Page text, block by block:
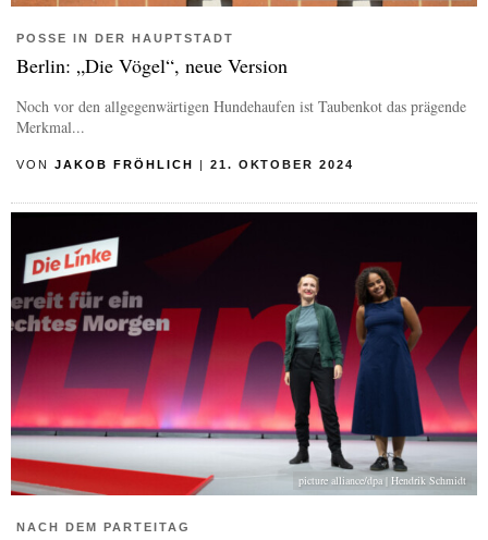
POSSE IN DER HAUPTSTADT
Berlin: „Die Vögel“, neue Version
Noch vor den allgegenwärtigen Hundehaufen ist Taubenkot das prägende
Merkmal...
VON JAKOB FRÖHLICH | 21. OKTOBER 2024
picture alliance/dpa | Hendrik Schmidt
NACH DEM PARTEITAG